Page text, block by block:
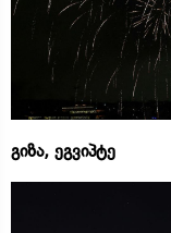
გიზა, ეგვიპტე